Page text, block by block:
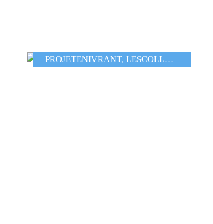
PROJETENIVRANT, LESCOLLAGESDEMMAMESSANA